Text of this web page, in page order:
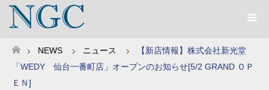
ホーム
NEWS ニュース
【新店情報】株式会社新光堂
「WEDY 仙台一番町店」オープンのお知らせ[5/2 GRAND ＯＰ
ＥＮ]